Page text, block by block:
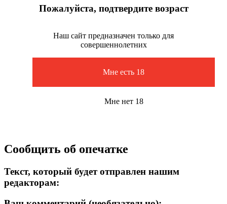
Пожалуйста, подтвердите возраст
Наш сайт предназначен только для
совершеннолетних
Мне есть 18
Мне нет 18
Сообщить об опечатке
Текст, который будет отправлен нашим
редакторам: